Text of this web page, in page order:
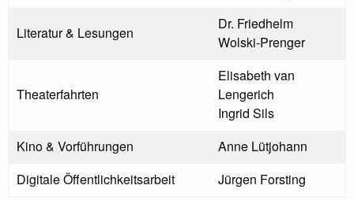
Literatur & Lesungen
Dr. Friedhelm
Wolski-Prenger
Theaterfahrten
Elisabeth van
Lengerich
Ingrid Sils
Kino & Vorführungen
Anne Lütjohann
Digitale Öffentlichkeitsarbeit
Jürgen Forsting